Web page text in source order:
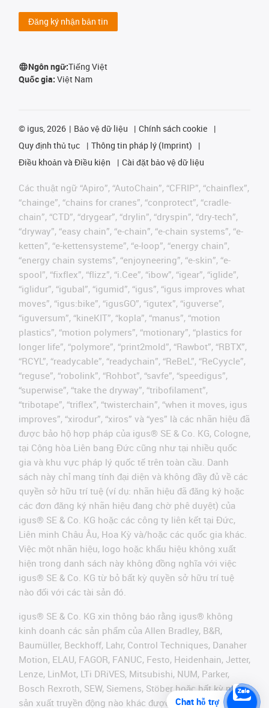
Đăng ký nhận bản tin
Ngôn ngữ:Tiếng Việt
Quốc gia: Việt Nam
© igus, 2026 Bảo vệ dữ liệu
Chính sách cookie
Quy định thủ tục
Thông tin pháp lý (Imprint)
Điều khoản và Điều kiện
Cài đặt bảo vệ dữ liệu
Các thuật ngữ “Apiro”, “AutoChain”, “CFRIP”, “chainflex”,
“chainge”, “chains for cranes”, “conprotect”, “cradle-
chain”, “CTD”, “drygear”, “drylin”, “dryspin”, “dry-tech”,
“dryway”, “easy chain”, “e-chain”, “e-chain systems”, “e-
ketten”, “e-kettensysteme”, “e-loop”, “energy chain”,
“energy chain systems”, “enjoyneering”, “e-skin”, “e-
spool”, “fixflex”, “flizz”, “i.Cee”, “ibow”, “igear”, “iglide”,
“iglidur”, “igubal”, “igumid”, “igus”, “igus improves what
moves”, “igus:bike”, “igusGO”, “igutex”, “iguverse”,
“iguversum”, “kineKIT”, “kopla”, “manus”, “motion
plastics”, “motion polymers”, “motionary”, “plastics for
longer life”, “polymore”, “print2mold”, “Rawbot”, “RBTX”,
“RCYL”, “readycable”, “readychain”, “ReBeL”, “ReCyycle”,
“reguse”, “robolink”, “Rohbot”, “savfe”, “speedigus”,
“superwise”, “take the dryway”, “tribofilament”,
“tribotape”, “triflex”, “twisterchain”, “when it moves, igus
improves”, “xirodur”, “xiros” và “yes” là các nhãn hiệu đã
được bảo hộ hợp pháp của igus® SE & Co. KG, Cologne,
tại Cộng hòa Liên bang Đức cũng như tại nhiều quốc
gia và khu vực pháp lý quốc tế trên toàn cầu. Danh
sách này chỉ mang tính đại diện và không đầy đủ về các
quyền sở hữu trí tuệ (ví dụ: nhãn hiệu đã đăng ký hoặc
các đơn đăng ký nhãn hiệu đang chờ phê duyệt) của
igus® SE & Co. KG hoặc các công ty liên kết tại Đức,
Liên minh Châu Âu, Hoa Kỳ và/hoặc các quốc gia khác.
Việc một nhãn hiệu, logo hoặc khẩu hiệu không xuất
hiện trong danh sách này không đồng nghĩa với việc
igus® SE & Co. KG từ bỏ bất kỳ quyền sở hữu trí tuệ
nào đối với các tài sản đó.
igus® SE & Co. KG xin thông báo rằng igus® không
kinh doanh các sản phẩm của Allen Bradley, B&R,
Baumüller, Beckhoff, Lahr, Control Techniques, Danaher
Motion, ELAU, FAGOR, FANUC, Festo, Heidenhain, Jetter,
Lenze, LinMot, LTi DRiVES, Mitsubishi, NUM, Parker,
Bosch Rexroth, SEW, Siemens, Stöber hoặc bất kỳ nhà
sản xuất truyền động nào khác được đề cập trên
Chat hỗ trợ